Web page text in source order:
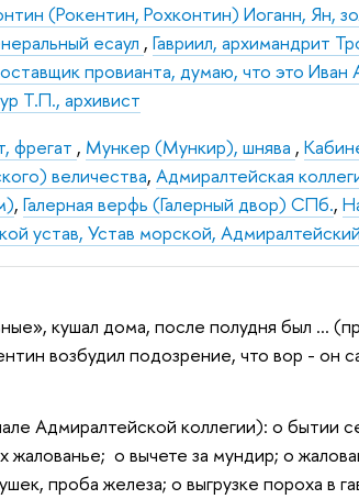
(Рокентин, Рохконтин) Иоганн, Ян,
есаул ,Гавриил, архимандрит
провианта, думаю, что это Иван
Т.П., архивист
фрегат , Мункер (Мункир), шнява ,
величества,Адмиралтейская
,Галерная верфь (Галерный двор) СПб.,
устав, Устав морской,
кушал дома, после полудня был …
возбудил подозрение, что вор - он
Адмиралтейской коллегии): о бытии
жалованье; о вычете за мундир; о
проба железа; о выгрузке пороха в